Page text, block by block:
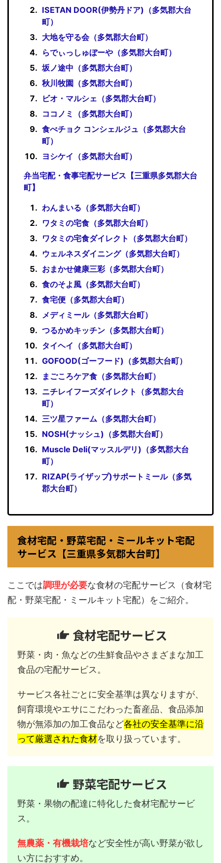
ISETAN DOOR(伊勢丹ドア)（多気郡大台
町）
大地を守る会（多気郡大台町）
らでぃっしゅぼーや（多気郡大台町）
坂ノ途中（多気郡大台町）
秋川牧園（多気郡大台町）
ビオ・マルシェ（多気郡大台町）
ココノミ（多気郡大台町）
食べチョク コンシェルジュ（多気郡大台
町）
ヨシケイ（多気郡大台町）
弁当宅配・食事宅配サービス【三重県多気郡大台
町】
わんまいる（多気郡大台町）
ワタミの宅食（多気郡大台町）
ワタミの宅食ダイレクト（多気郡大台町）
ウェルネスダイニング（多気郡大台町）
おまかせ健康三彩（多気郡大台町）
食のそよ風（多気郡大台町）
食宅便（多気郡大台町）
メディミール（多気郡大台町）
つるかめキッチン（多気郡大台町）
タイヘイ（多気郡大台町）
GOFOOD(ゴーフード)（多気郡大台町）
まごころケア食（多気郡大台町）
ニチレイフーズダイレクト（多気郡大台
町）
三ツ星ファーム（多気郡大台町）
NOSH(ナッシュ)（多気郡大台町）
Muscle Deli(マッスルデリ)（多気郡大台
町）
RIZAP(ライザップ)サポートミール（多気
郡大台町）
食材宅配・野菜宅配・ミールキット宅配
サービス【三重県多気郡大台町】
ここでは調理が必要な食材の宅配サービス（食材宅
配・野菜宅配・ミールキット宅配）をご紹介。
食材宅配サービス
野菜・肉・魚などの生鮮食品やさまざまな加工
食品の宅配サービス。
サービス各社ごとに安全基準は異なりますが、
飼育環境やエサにこだわった畜産品、食品添加
物が無添加の加工食品など各社の安全基準に沿
って厳選された食材を取り扱っています。
野菜宅配サービス
野菜・果物の配達に特化した食材宅配サービ
ス。
無農薬・有機栽培など安全性が高い野菜が欲し
い方におすすめ。